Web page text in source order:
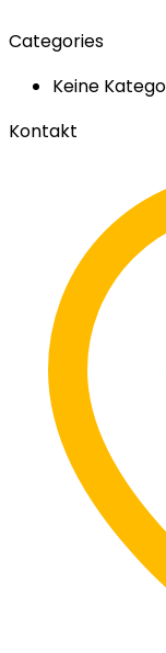
Categories
Keine
Kontakt